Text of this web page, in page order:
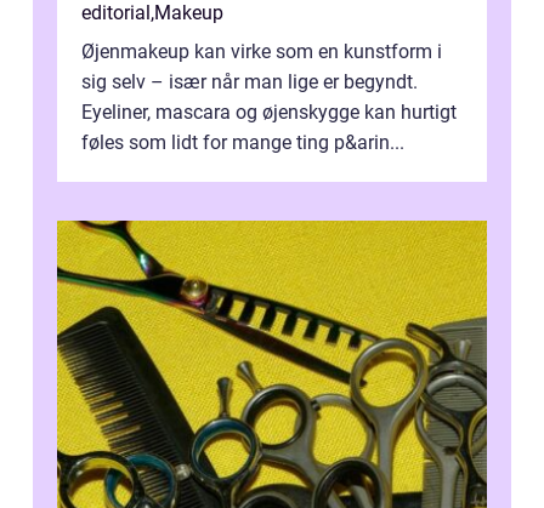
editorial,Makeup
Øjenmakeup kan virke som en kunstform i
sig selv – især når man lige er begyndt.
Eyeliner, mascara og øjenskygge kan hurtigt
føles som lidt for mange ting p&arin...